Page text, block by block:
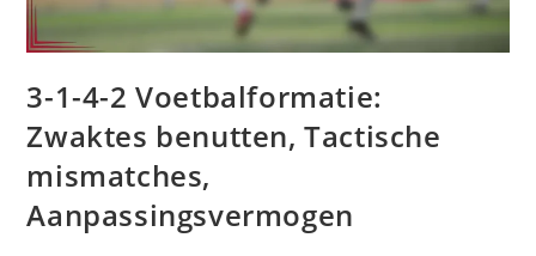
3-1-4-2 Voetbalformatie:
Zwaktes benutten, Tactische
mismatches,
Aanpassingsvermogen